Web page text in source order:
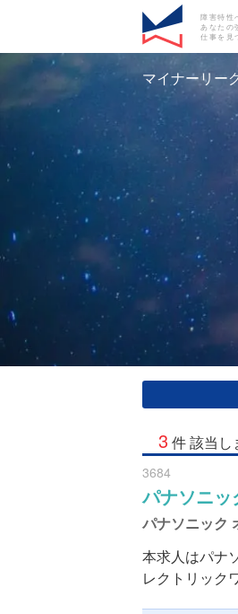
障害特性
あなたの
仕事を見
マイナーリー
3 件 該当し
3684
パナソニ
パナソニック
本求人はパナ
レクトリック